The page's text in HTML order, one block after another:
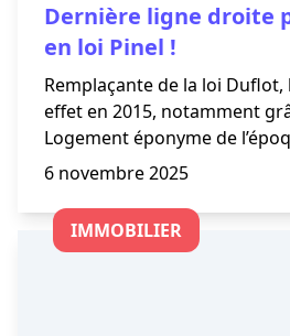
Dernière ligne droite
en loi Pinel !
Remplaçante de la loi
effet en 2015, notamment
Logement éponyme de
Dispositif de défiscalisation
6 novembre 2025
IMMOBILIER